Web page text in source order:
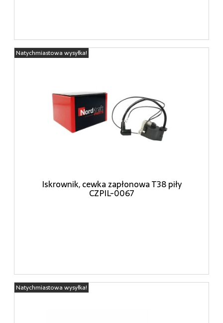
Iskrownik, cewka zapłonowa T38 piły
CZPIL-0067
Natychmiastowa wysyłka!
Natychmiastowa wysyłka!